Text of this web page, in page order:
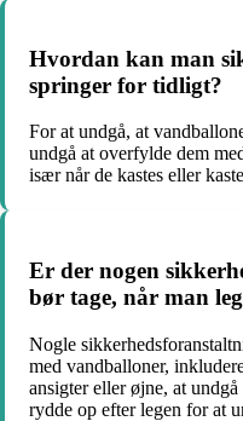
Hvordan kan man
springer for tidligt?
For at undgå, at
undgå at overfylde dem
især når de kastes eller
Er der nogen
bør tage, når man
Nogle
med vandballoner,
ansigter eller øjne, at
rydde op efter legen for at